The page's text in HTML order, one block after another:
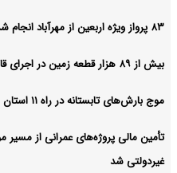
۸۳ پرواز ویژه اربعین از مهرآباد انجام شد؛ ظرفیت پروازها افزایش می‌یابد
بیش از ۸۹ هزار قطعه زمین در اجرای قانون جوانی جمعیت واگذار شد
موج بارش‌های تابستانه در راه ۱۱ استان
تأمین مالی پروژه‌های عمرانی از مسیر
غیردولتی شد